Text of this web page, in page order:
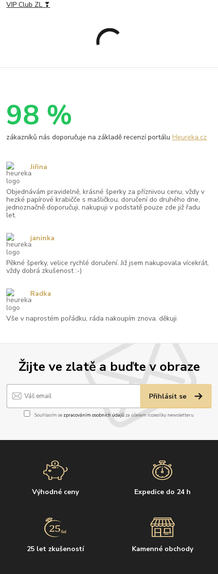
VIP Club ZL ❣
Žijte ve zlatě a buďte v obraze
Přihlásit se
Souhlasím se zpracováním osobních údajůza účelem rozesílky newsletteru.
Výhodné ceny Expedice do 24 h
25 let zkušeností Kamenné obchody
98 %
zákazníků nás doporučuje na základě recenzí portáluHeureka.cz
Objednávám pravidelně, krásné šperky za příznivou cenu, vždy v
hezké papírové krabičče s mašličkou, doručení do druhého dne,
jednoznačně doporučuji, nakupuji v podstatě pouze zde již řadu
let.
Jiřina
Pěkné šperky, velice rychlé doručení. Již jsem nakupovala vícekrát,
vždy dobrá zkušenost :-)
janinka
Vše v naprostém pořádku, ráda nakoupím znova. děkuji
Radka